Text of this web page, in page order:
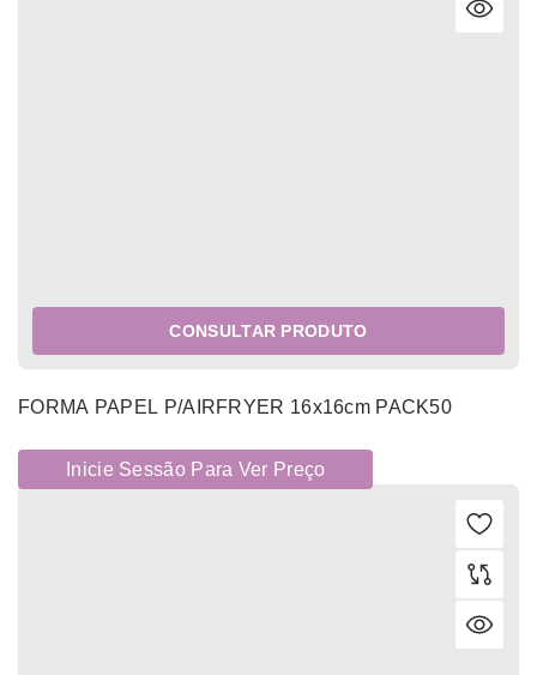
CONSULTAR PRODUTO
FORMA PAPEL P/AIRFRYER 16x16cm PACK50
Inicie Sessão Para Ver Preço